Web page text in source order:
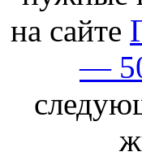
на сайте
—